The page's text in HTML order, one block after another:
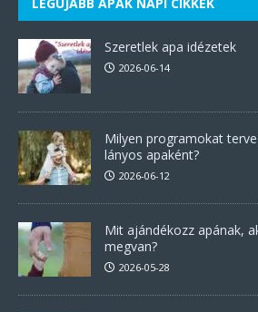
LEGÚJABB APÁK NAPI CIKKEK
Szeretlek apa idézetek
2026-06-14
Milyen programokat
lányos apaként?
2026-06-12
Mit ajándékozz apának,
megvan?
2026-05-28